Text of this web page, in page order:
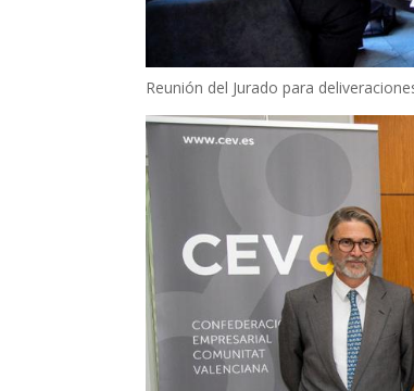
Reunión del Jurado para